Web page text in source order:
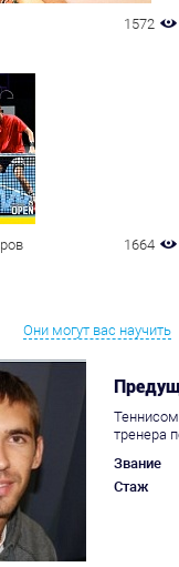
1572
1664
Они могут вас научить
тренера
Звание
Стаж